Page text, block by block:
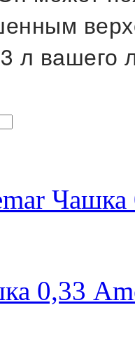
вашего
0,33